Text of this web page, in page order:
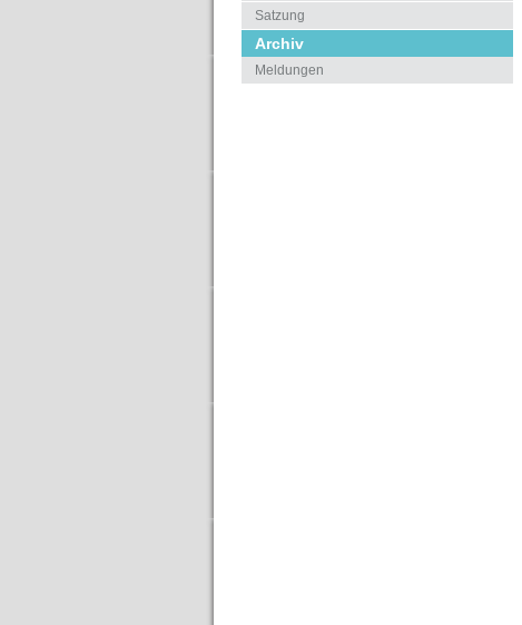
Satzung
Archiv
Meldungen